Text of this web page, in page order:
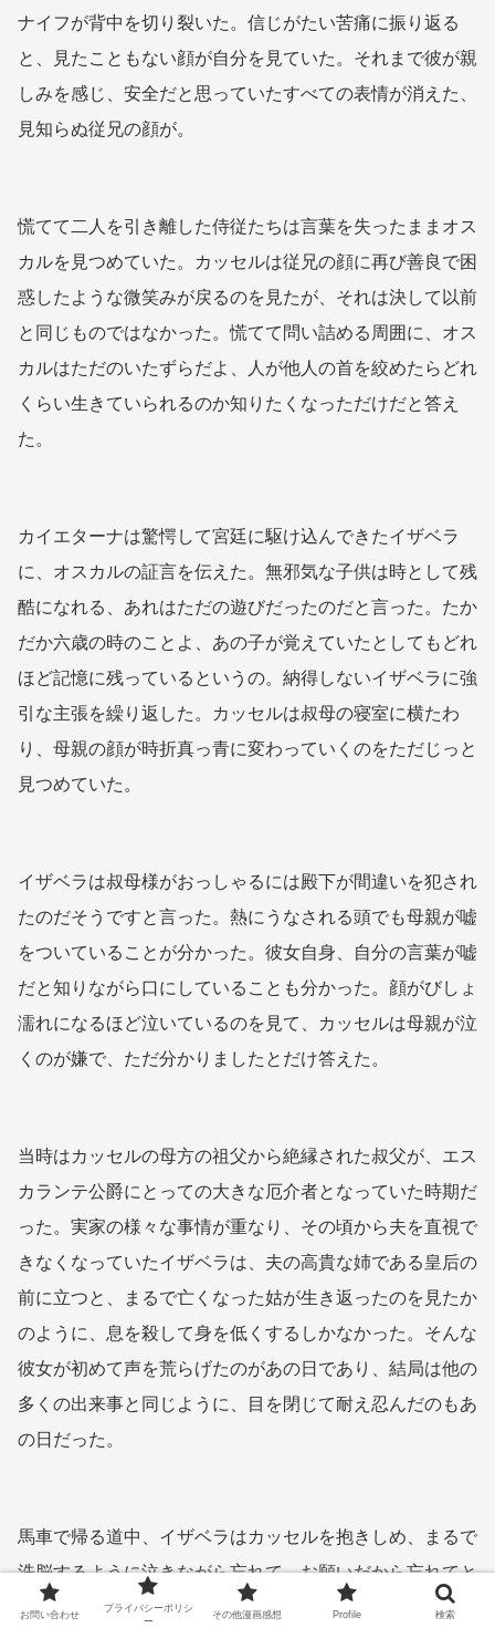
ナイフが背中を切り裂いた。信じがたい苦痛に振り返る
と、見たこともない顔が自分を見ていた。それまで彼が親
しみを感じ、安全だと思っていたすべての表情が消えた、
見知らぬ従兄の顔が。
慌てて二人を引き離した侍従たちは言葉を失ったままオス
カルを見つめていた。カッセルは従兄の顔に再び善良で困
惑したような微笑みが戻るのを見たが、それは決して以前
と同じものではなかった。慌てて問い詰める周囲に、オス
カルはただのいたずらだよ、人が他人の首を絞めたらどれ
くらい生きていられるのか知りたくなっただけだと答え
た。
カイエターナは驚愕して宮廷に駆け込んできたイザベラ
に、オスカルの証言を伝えた。無邪気な子供は時として残
酷になれる、あれはただの遊びだったのだと言った。たか
だか六歳の時のことよ、あの子が覚えていたとしてもどれ
ほど記憶に残っているというの。納得しないイザベラに強
引な主張を繰り返した。カッセルは叔母の寝室に横たわ
り、母親の顔が時折真っ青に変わっていくのをただじっと
見つめていた。
イザベラは叔母様がおっしゃるには殿下が間違いを犯され
たのだそうですと言った。熱にうなされる頭でも母親が嘘
をついていることが分かった。彼女自身、自分の言葉が嘘
だと知りながら口にしていることも分かった。顔がびしょ
濡れになるほど泣いているのを見て、カッセルは母親が泣
くのが嫌で、ただ分かりましたとだけ答えた。
当時はカッセルの母方の祖父から絶縁された叔父が、エス
カランテ公爵にとっての大きな厄介者となっていた時期だ
った。実家の様々な事情が重なり、その頃から夫を直視で
きなくなっていたイザベラは、夫の高貴な姉である皇后の
前に立つと、まるで亡くなった姑が生き返ったのを見たか
のように、息を殺して身を低くするしかなかった。そんな
彼女が初めて声を荒らげたのがあの日であり、結局は他の
多くの出来事と同じように、目を閉じて耐え忍んだのもあ
の日だった。
馬車で帰る道中、イザベラはカッセルを抱きしめ、まるで
洗脳するように泣きながら忘れて、お願いだから忘れてと
呟き続けた。カッセルは忘れられると答えた。それが母親
お問い合わせ
プライバシーポリシ
ー
その他漫画感想 Profile 検索